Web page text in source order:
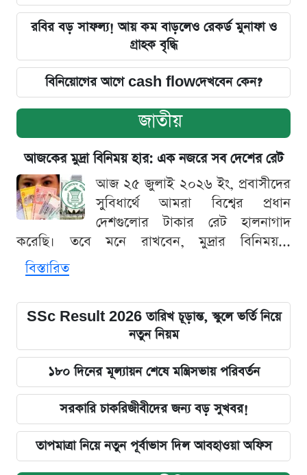
রবির বড় সাফল্য! আয় কম বাড়লেও রেকর্ড মুনাফা ও
গ্রাহক বৃদ্ধি
বিনিয়োগের আগে cash flowদেখবেন কেন?
জাতীয়
আজকের মুদ্রা বিনিময় হার: এক নজরে সব দেশের রেট
আজ ২৫ জুলাই ২০২৬ ইং, প্রবাসীদের
সুবিধার্থে আমরা বিশ্বের প্রধান
দেশগুলোর টাকার রেট হালনাগাদ
করেছি। তবে মনে রাখবেন, মুদ্রার বিনিময়...
বিস্তারিত
SSc Result 2026 তারিখ চূড়ান্ত, স্কুলে ভর্তি নিয়ে
নতুন নিয়ম
১৮০ দিনের মূল্যায়ন শেষে মন্ত্রিসভায় পরিবর্তন
সরকারি চাকরিজীবীদের জন্য বড় সুখবর!
তাপমাত্রা নিয়ে নতুন পূর্বাভাস দিল আবহাওয়া অফিস